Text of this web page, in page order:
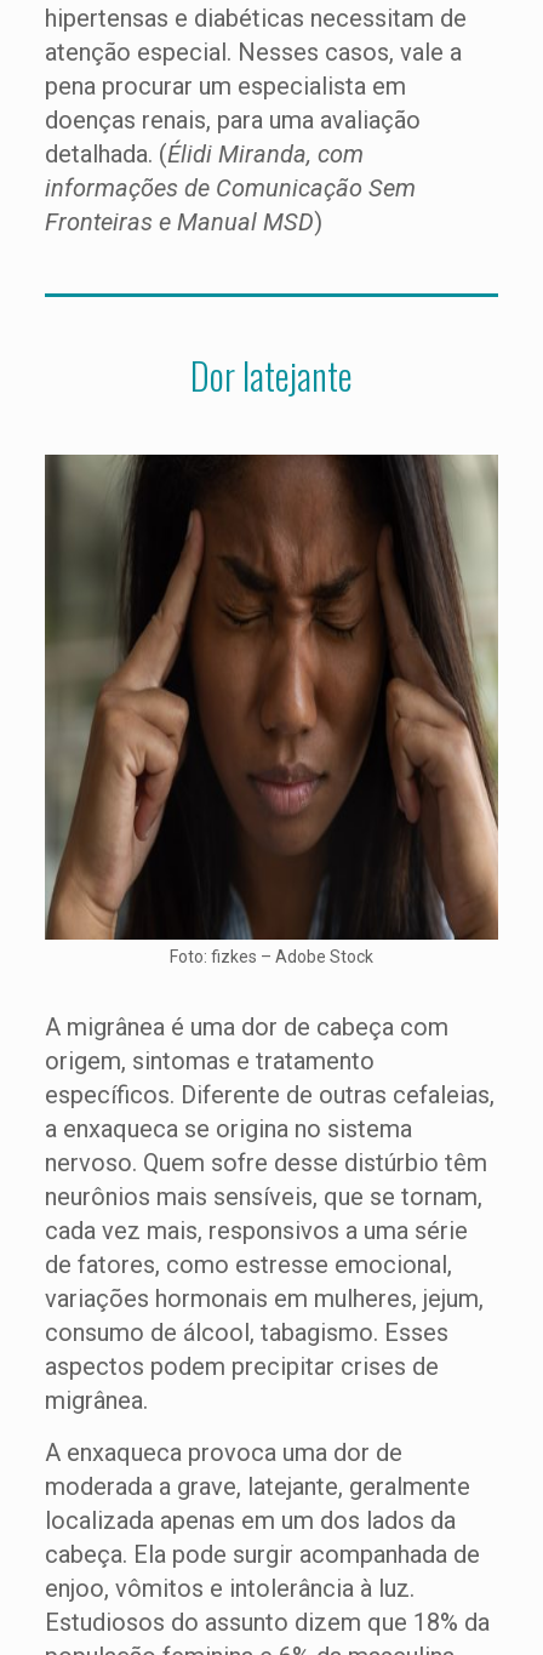
hipertensas e diabéticas necessitam de
atenção especial. Nesses casos, vale a
pena procurar um especialista em
doenças renais, para uma avaliação
detalhada. (Élidi Miranda, com
informações de Comunicação Sem
Fronteiras e Manual MSD)
Dor latejante
Foto: fizkes – Adobe Stock
A migrânea é uma dor de cabeça com
origem, sintomas e tratamento
específicos. Diferente de outras cefaleias,
a enxaqueca se origina no sistema
nervoso. Quem sofre desse distúrbio têm
neurônios mais sensíveis, que se tornam,
cada vez mais, responsivos a uma série
de fatores, como estresse emocional,
variações hormonais em mulheres, jejum,
consumo de álcool, tabagismo. Esses
aspectos podem precipitar crises de
migrânea.
A enxaqueca provoca uma dor de
moderada a grave, latejante, geralmente
localizada apenas em um dos lados da
cabeça. Ela pode surgir acompanhada de
enjoo, vômitos e intolerância à luz.
Estudiosos do assunto dizem que 18% da